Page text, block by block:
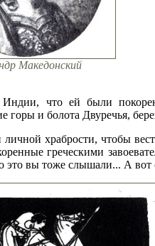
Македонский
что ей были
и болота Двуречья,
храбрости, чтобы
греческими
это вы тоже слышали... А